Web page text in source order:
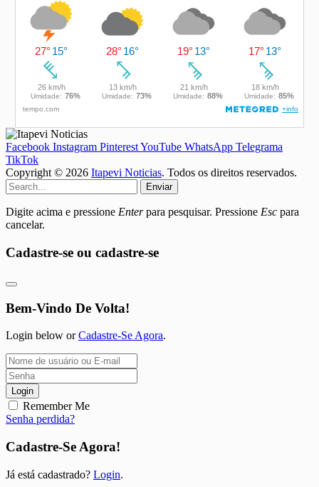
Facebook Instagram PinterestYouTube WhatsApp Telegrama
TikTok
Copyright © 2026 Itapevi Noticias. Todos os direitos reservados.
Enviar
Digite acima e pressione Enterpara pesquisar. Pressione Esc para
cancelar.
Cadastre-se ou cadastre-se
Bem-Vindo De Volta!
Login below orCadastre-Se Agora.
Login
Remember Me
Senha perdida?
Cadastre-Se Agora!
Já está cadastrado? Login.